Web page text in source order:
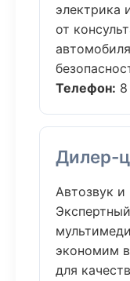
электрика
от
Телефон:
Дилер-
Автозвук
экономим
для